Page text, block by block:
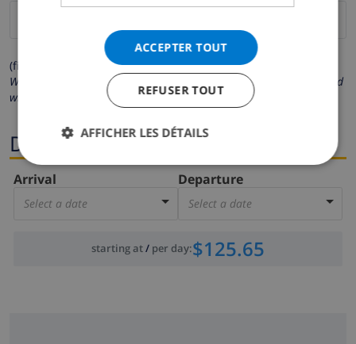
(fields marked with * are mandatory )
We respect your privacy. Your personal details will never be shared
with others.
Dates
Arrival
Select a date
Departure
Select a date
starting at/ per day:$125.65
ACCEPTER TOUT
REFUSER TOUT
AFFICHER LES DÉTAILS